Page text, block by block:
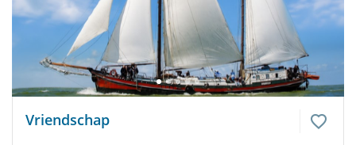
Vriendschap